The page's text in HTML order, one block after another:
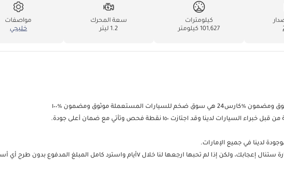
كيلومترات
101,627 كيلومتر
سعة المحرك
1.2 ليتر
مواصفات
خليجي
لدينا وقد اجتازت ١٥٠ نقطة فحص وتأتي مع ضمان أعلى جودة.